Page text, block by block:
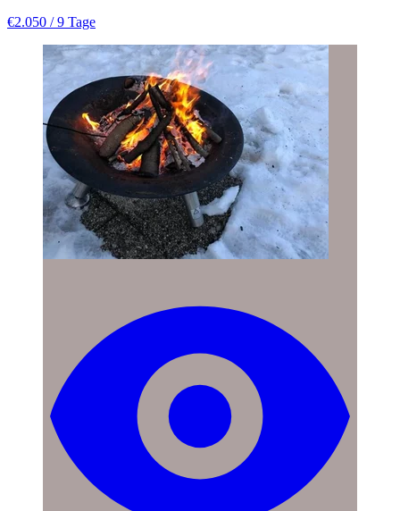
€2.050 / 9 Tage